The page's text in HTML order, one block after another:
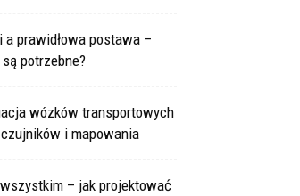
prawidłowa postawa –
potrzebne?
wózków transportowych
i mapowania
– jak projektować